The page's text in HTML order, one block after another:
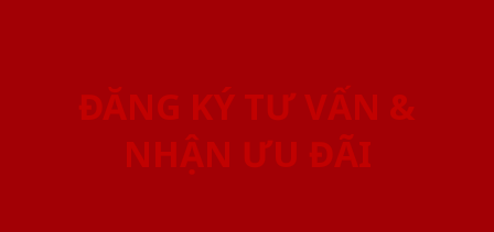
ĐĂNG KÝ TƯ VẤN &
NHẬN ƯU ĐÃI